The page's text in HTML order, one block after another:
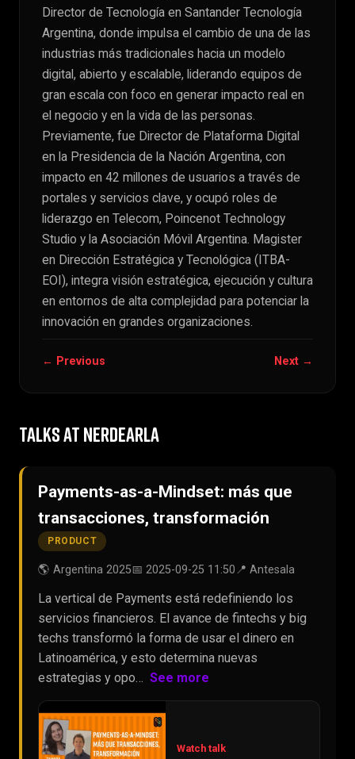
Director de Tecnología en Santander Tecnología
Argentina, donde impulsa el cambio de una de las
industrias más tradicionales hacia un modelo
digital, abierto y escalable, liderando equipos de
gran escala con foco en generar impacto real en
el negocio y en la vida de las personas.
Previamente, fue Director de Plataforma Digital
en la Presidencia de la Nación Argentina, con
impacto en 42 millones de usuarios a través de
portales y servicios clave, y ocupó roles de
liderazgo en Telecom, Poincenot Technology
Studio y la Asociación Móvil Argentina. Magister
en Dirección Estratégica y Tecnológica (ITBA-
EOI), integra visión estratégica, ejecución y cultura
en entornos de alta complejidad para potenciar la
innovación en grandes organizaciones.
← Previous Next →
TALKS AT NERDEARLA
Payments-as-a-Mindset: más que
transacciones, transformación
PRODUCT
🌎 Argentina 2025📅 2025-09-25 11:50📍 Antesala
La vertical de Payments está redefiniendo los
servicios financieros. El avance de fintechs y big
techs transformó la forma de usar el dinero en
Latinoamérica, y esto determina nuevas
estrategias y opo… See more
Watch talk